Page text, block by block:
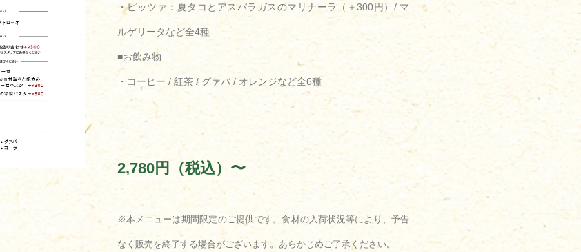
・ピッツァ：夏タコとアスパラガスのマリナーラ（＋300円）/ マ
ルゲリータなど全4種
■お飲み物
・コーヒー / 紅茶 / グァバ / オレンジなど全6種
2,780円（税込）〜
※本メニューは期間限定のご提供です。食材の入荷状況等により、予告
なく販売を終了する場合がございます。あらかじめご了承ください。